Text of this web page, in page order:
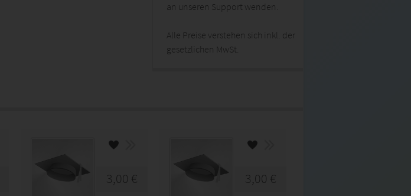
an unseren Support wenden.
Alle Preise verstehen sich inkl. der
gesetzlichen MwSt.
3,00 € 3,00 €